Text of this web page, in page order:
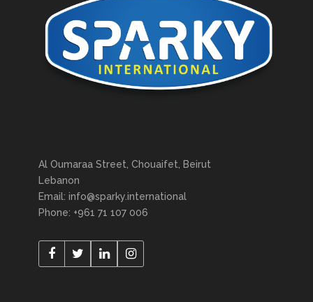
Al Oumaraa Street, Chouaifet, Beirut
Lebanon
Email: info@sparky.international
Phone: +961 71 107 006